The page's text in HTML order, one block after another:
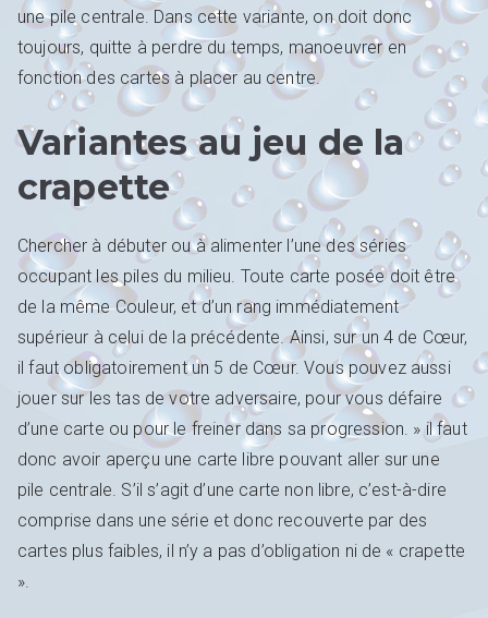
une pile centrale. Dans cette variante, on doit donc
toujours, quitte à perdre du temps, manoeuvrer en
fonction des cartes à placer au centre.
Variantes au jeu de la
crapette
Chercher à débuter ou à alimenter l’une des séries
occupant les piles du milieu. Toute carte posée doit être
de la même Couleur, et d’un rang immédiatement
supérieur à celui de la précédente. Ainsi, sur un 4 de Cœur,
il faut obligatoirement un 5 de Cœur. Vous pouvez aussi
jouer sur les tas de votre adversaire, pour vous défaire
d’une carte ou pour le freiner dans sa progression. » il faut
donc avoir aperçu une carte libre pouvant aller sur une
pile centrale. S’il s’agit d’une carte non libre, c’est-à-dire
comprise dans une série et donc recouverte par des
cartes plus faibles, il n’y a pas d’obligation ni de « crapette
».